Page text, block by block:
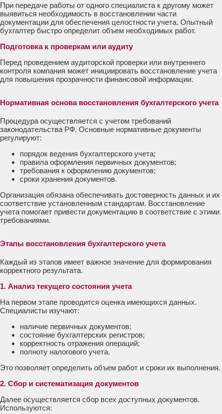
При передаче работы от одного специалиста к другому может
выявиться необходимость в восстановлении части
документации для обеспечения целостности учета. Опытный
бухгалтер быстро определит объем необходимых работ.
Подготовка к проверкам или аудиту
Перед проведением аудиторской проверки или внутреннего
контроля компания может инициировать восстановление учета
для повышения прозрачности финансовой информации.
Нормативная основа восстановления бухгалтерского учета
Процедура осуществляется с учетом требований
законодательства РФ. Основные нормативные документы
регулируют:
порядок ведения бухгалтерского учета;
правила оформления первичных документов;
требования к оформлению документов;
сроки хранения документов.
Организация обязана обеспечивать достоверность данных и их
соответствие установленным стандартам. Восстановление
учета помогает привести документацию в соответствие с этими
требованиями.
Этапы восстановления бухгалтерского учета
Каждый из этапов имеет важное значение для формирования
корректного результата.
1. Анализ текущего состояния учета
На первом этапе проводится оценка имеющихся данных.
Специалисты изучают:
наличие первичных документов;
состояние бухгалтерских регистров;
корректность отражения операций;
полноту налогового учета.
Это позволяет определить объем работ и сроки их выполнения.
2. Сбор и систематизация документов
Далее осуществляется сбор всех доступных документов.
Используются: